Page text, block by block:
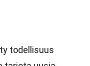
todellisuus